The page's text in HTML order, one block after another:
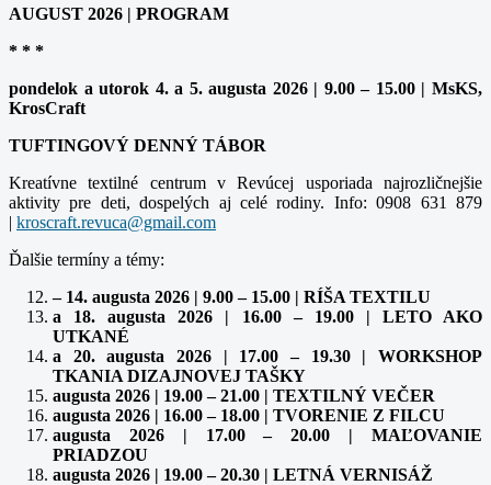
AUGUST 2026 | PROGRAM
* * *
pondelok a utorok 4. a 5. augusta 2026 | 9.00 – 15.00 | MsKS,
KrosCraft
TUFTINGOVÝ DENNÝ TÁBOR
Kreatívne textilné centrum v Revúcej usporiada najrozličnejšie
aktivity pre deti, dospelých aj celé rodiny. Info: 0908 631 879
|
Ďalšie termíny a témy:
– 14. augusta 2026 | 9.00 – 15.00 | RÍŠA TEXTILU
a 18. augusta 2026 | 16.00 – 19.00 | LETO AKO
UTKANÉ
a 20. augusta 2026 | 17.00 – 19.30 | WORKSHOP
TKANIA DIZAJNOVEJ TAŠKY
augusta 2026 | 19.00 – 21.00 | TEXTILNÝ VEČER
augusta 2026 | 16.00 – 18.00 | TVORENIE Z FILCU
augusta 2026 | 17.00 – 20.00 | MAĽOVANIE
PRIADZOU
augusta 2026 | 19.00 – 20.30 | LETNÁ VERNISÁŽ